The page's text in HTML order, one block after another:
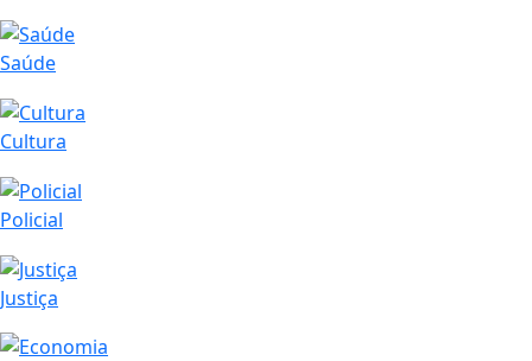
Saúde
Cultura
Policial
Justiça